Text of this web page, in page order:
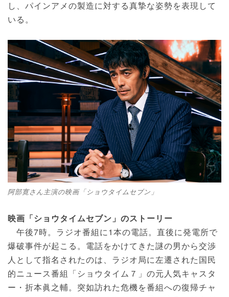
し、パインアメの製造に対する真摯な姿勢を表現して
いる。
阿部寛さん主演の映画「ショウタイムセブン」
映画「ショウタイムセブン」のストーリー
午後7時。ラジオ番組に1本の電話。直後に発電所で
爆破事件が起こる。電話をかけてきた謎の男から交渉
人として指名されたのは、ラジオ局に左遷された国民
的ニュース番組「ショウタイム７」の元人気キャスタ
ー・折本眞之輔。突如訪れた危機を番組への復帰チャ